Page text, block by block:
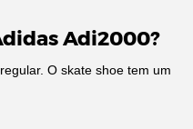
Adi2000?
O skate shoe tem um